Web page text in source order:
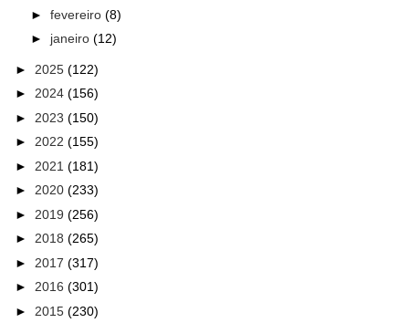
► fevereiro (8)
► janeiro (12)
► 2025 (122)
► 2024 (156)
► 2023 (150)
► 2022 (155)
► 2021 (181)
► 2020 (233)
► 2019 (256)
► 2018 (265)
► 2017 (317)
► 2016 (301)
► 2015 (230)